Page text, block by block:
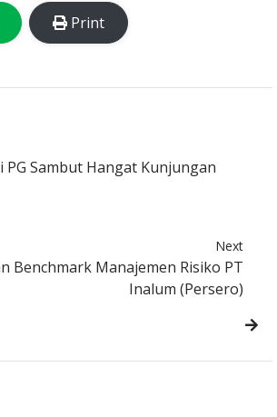
Print
PG Sambut Hangat Kunjungan
Next
Benchmark Manajemen Risiko PT
Inalum (Persero)